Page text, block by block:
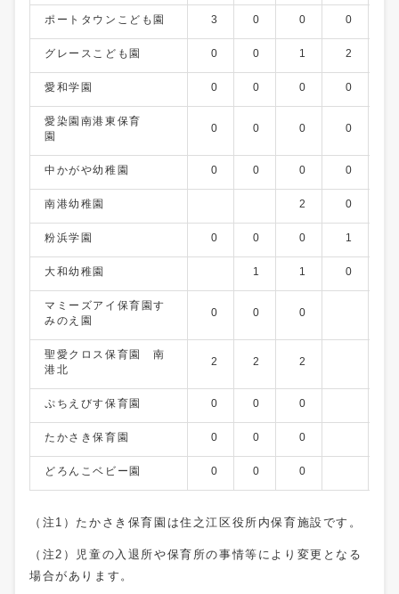
ポートタウンこども園 3 0 0 0
グレースこども園 0 0 1 2
愛和学園 0 0 0 0
愛染園南港東保育
園
0 0 0 0
中かがや幼稚園 0 0 0 0
南港幼稚園 2 0
粉浜学園 0 0 0 1
大和幼稚園 1 1 0
マミーズアイ保育園す
みのえ園
0 0 0
聖愛クロス保育園 南
港北
2 2 2
ぷちえびす保育園 0 0 0
たかさき保育園 0 0 0
どろんこベビー園 0 0 0
（注1）たかさき保育園は住之江区役所内保育施設です。
（注2）児童の入退所や保育所の事情等により変更となる
場合があります。